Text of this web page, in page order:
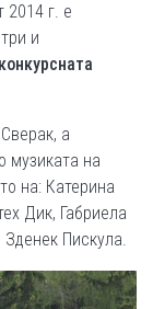
2014 г. е
и
а
музиката на
на: Катерина
Дик, Габриела
Пискула.